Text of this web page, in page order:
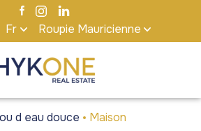
Fr Roupie Mauricienne
d eau douce Maison